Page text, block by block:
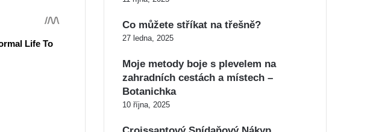
Co můžete stříkat na třešně?
27 ledna, 2025
Moje metody boje s plevelem na
zahradních cestách a místech –
Botanichka
10 října, 2025